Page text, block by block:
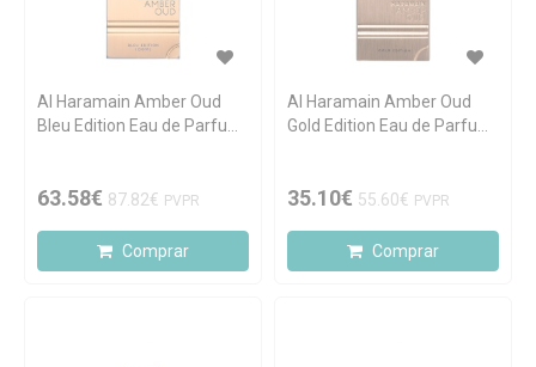
Al Haramain Amber Oud
Bleu Edition Eau de Parfum
63.58€ 87.82€ PVPR
Comprar
Al Haramain Amber Oud
Gold Edition Eau de Parfum
35.10€ 55.60€ PVPR
Comprar